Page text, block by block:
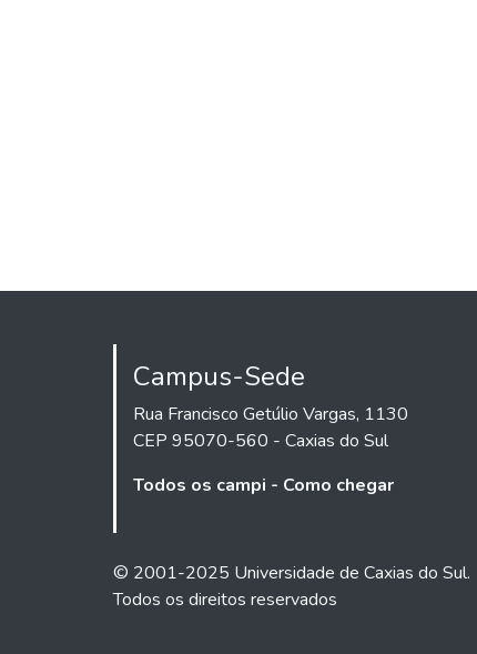
Campus-Sede
Rua Francisco Getúlio Vargas, 1130
CEP 95070-560 - Caxias do Sul
Todos os campi - Como chegar
© 2001-2025 Universidade de Caxias do Sul.
Todos os direitos reservados